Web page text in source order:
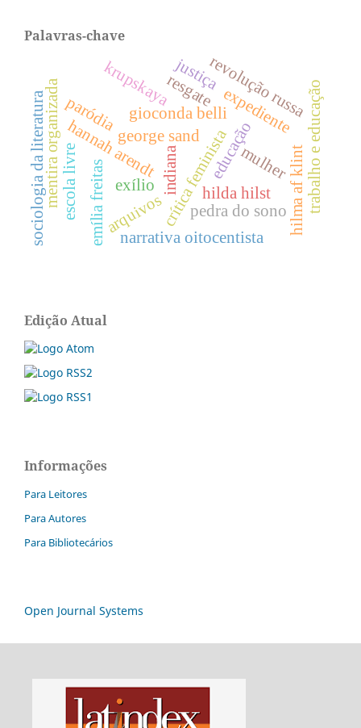
Palavras-chave
expediente
gioconda belli
hannah arendtgeorge sand
indiana
crítica feminista
narrativa oitocentista
emília freitas
educaçãomulher
hilda hilst
krupskaya revolução russa
mentira organizada trabalho e educação
resgate
justiça
paródia
exílio
sociologia da literatura hilma af klint
pedra do sono
arquivos
escola livre
Edição Atual
Informações
Para Leitores
Para Autores
Para Bibliotecários
Open Journal Systems